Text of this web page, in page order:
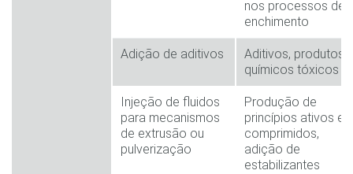
nos processos de
enchimento
Adição de aditivos
Aditivos, produtos
químicos tóxicos
Injeção de fluidos
para mecanismos
de extrusão ou
pulverização
Produção de
princípios ativos e
comprimidos,
adição de
estabilizantes